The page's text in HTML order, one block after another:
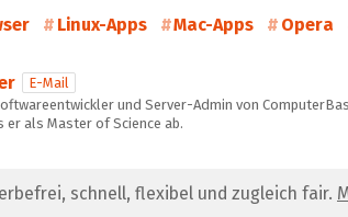
Linux-Apps Mac-Apps Opera
E-Mail
und Server-Admin von
er als Master of Science ab.
schnell, flexibel und zugleich fair.